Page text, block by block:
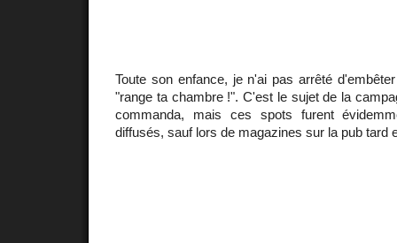
Toute son enfance, je n'ai pas arrêté
"range ta chambre !". C'est le sujet de la
commanda, mais ces spots furent
diffusés, sauf lors de magazines sur la pub tard